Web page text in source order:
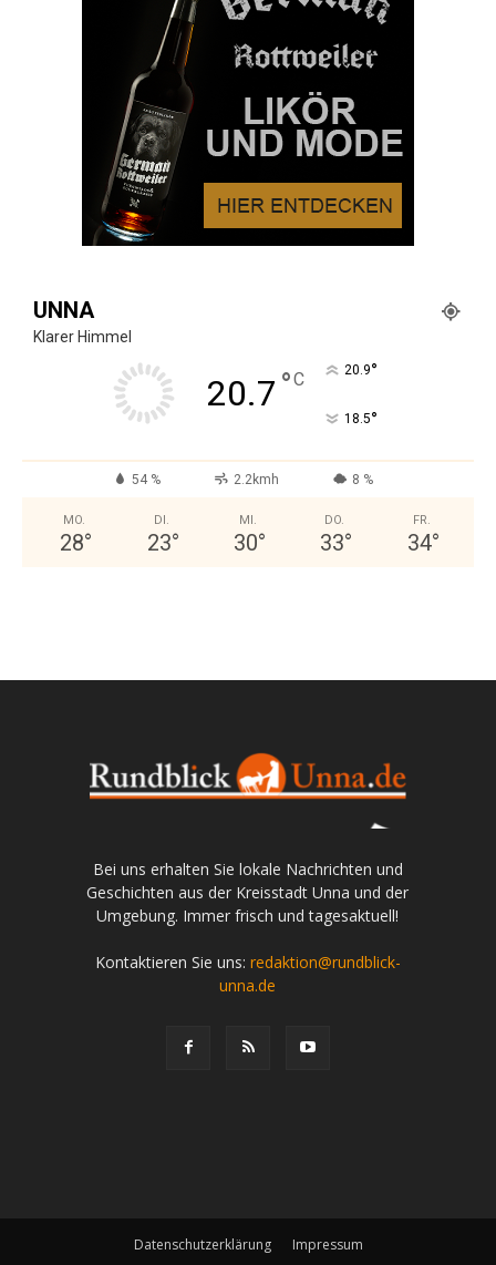
UNNA
Klarer Himmel
20.7 °C 20.9°
18.5°
54 % 2.2kmh 8 %
MO.
28°
DI.
23°
MI.
30°
DO.
33°
FR.
34°
Bei uns erhalten Sie lokale Nachrichten und
Geschichten aus der Kreisstadt Unna und der
Umgebung. Immer frisch und tagesaktuell!
Kontaktieren Sie uns: redaktion@rundblick-
unna.de
Datenschutzerklärung Impressum